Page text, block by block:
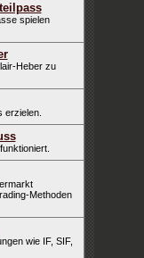
spielen
Heber zu
erzielen.
Methoden
wie IF, SIF,